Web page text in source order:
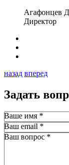
Агафонцев
Директор
назад вперед
Задать
Ваше имя *
Ваш email *
Ваш вопрос *